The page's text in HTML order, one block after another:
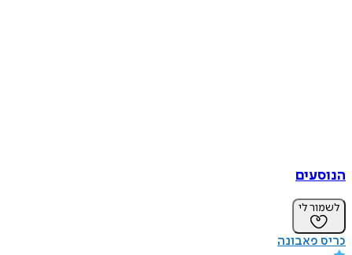
הנוסעים
לשמור לי
כריס פאבונה